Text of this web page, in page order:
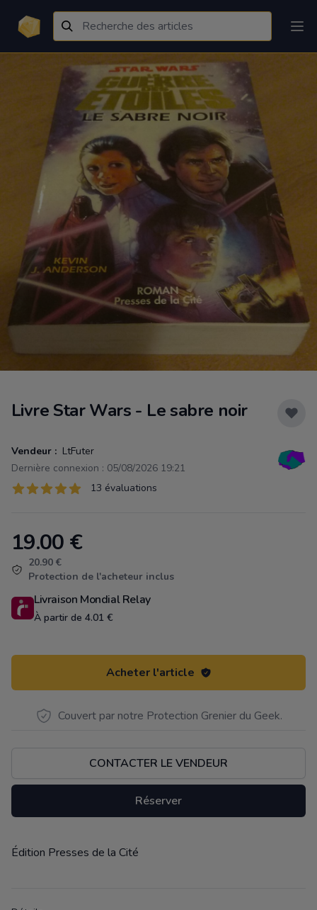
Livre Star Wars - Le sabre noir
Vendeur : LtFuter
Dernière connexion : 05/08/2026 19:21
Évaluations
13 sur 5 étoiles 13 évaluations
Product information
19.00 €
20.90 €
Protection de l'acheteur inclus
Livraison Mondial Relay
À partir de 4.01 €
Acheter l'article
Couvert par notre Protection Grenier du Geek.
CONTACTER LE VENDEUR
Réserver
Description
Édition Presses de la Cité